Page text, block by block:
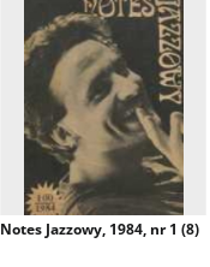
Notes Jazzowy, 1984, nr 1 (8)